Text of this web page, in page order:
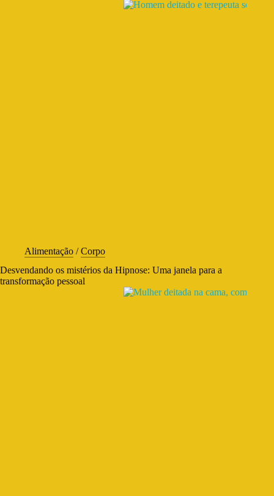
Alimentação /Corpo
Desvendando os mistérios da Hipnose: Uma janela para a
transformação pessoal